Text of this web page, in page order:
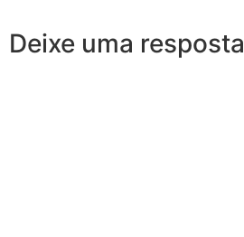
Deixe uma resposta